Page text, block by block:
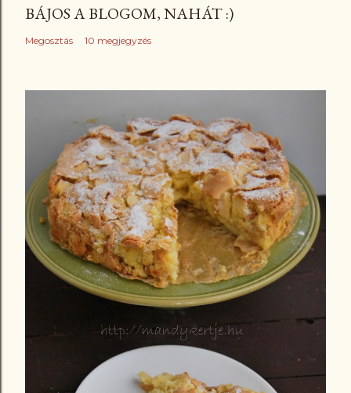
BÁJOS A BLOGOM, NAHÁT :)
Megosztás 10 megjegyzés